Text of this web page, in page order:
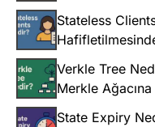
Stateless
Verkle Tree
Merkle
State Expiry